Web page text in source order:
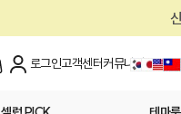
신규 회원가입 및
로그인고객센터커뮤니티